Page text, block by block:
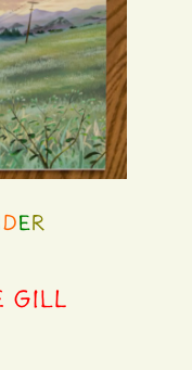
der
GILL